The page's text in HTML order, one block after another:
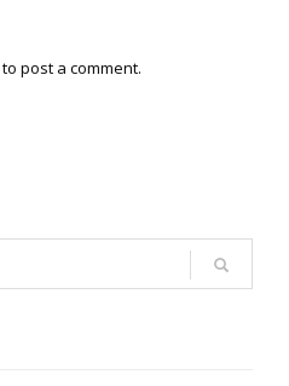
to post a comment.